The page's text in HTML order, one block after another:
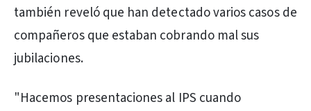
también reveló que han detectado varios casos de
compañeros que estaban cobrando mal sus
jubilaciones.
"Hacemos presentaciones al IPS cuando